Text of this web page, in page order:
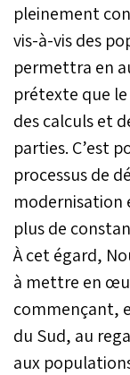
pleinement
vis-à-vis des
permettra en
prétexte que
des calculs et
parties. C’est
processus de
modernisation
plus de
À cet égard,
à mettre en
commençant,
du Sud, au
aux